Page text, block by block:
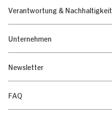
Verantwortung & Nachhaltigkeit
Unternehmen
Newsletter
FAQ